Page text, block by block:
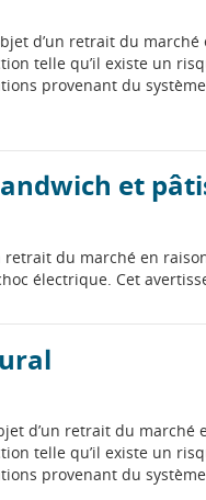
d’un retrait du
telle qu’il existe un
provenant du
et
retrait du marché en
électrique. Cet
d’un retrait du marché
telle qu’il existe un
provenant du